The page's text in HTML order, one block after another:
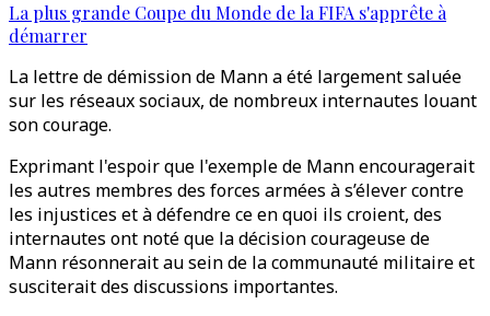
La plus grande Coupe du Monde de la FIFA s'apprête à
démarrer
La lettre de démission de Mann a été largement saluée
sur les réseaux sociaux, de nombreux internautes louant
son courage.
Exprimant l'espoir que l'exemple de Mann encouragerait
les autres membres des forces armées à s’élever contre
les injustices et à défendre ce en quoi ils croient, des
internautes ont noté que la décision courageuse de
Mann résonnerait au sein de la communauté militaire et
susciterait des discussions importantes.